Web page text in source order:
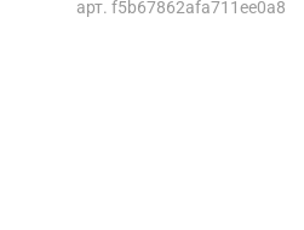
арт. f5b67862afa711ee0a8